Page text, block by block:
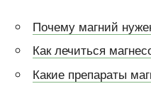
Почему магний
Как лечиться
Какие препараты